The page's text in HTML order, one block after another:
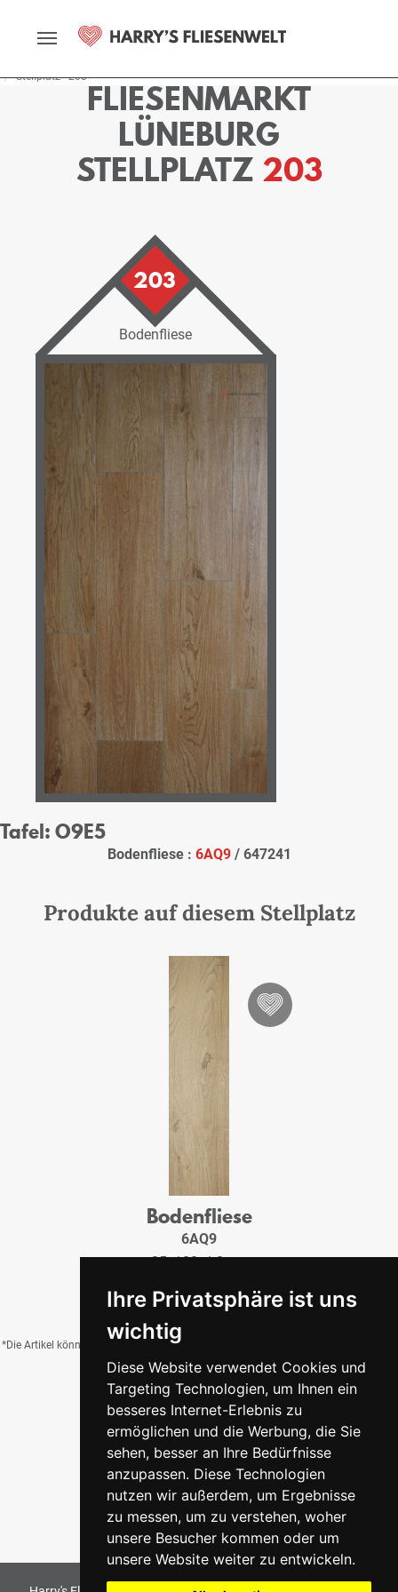
Ihre Privatsphäre ist uns
wichtig
Diese Website verwendet Cookies und
Targeting Technologien, um Ihnen ein
besseres Internet-Erlebnis zu
ermöglichen und die Werbung, die Sie
sehen, besser an Ihre Bedürfnisse
anzupassen. Diese Technologien
nutzen wir außerdem, um Ergebnisse
zu messen, um zu verstehen, woher
unsere Besucher kommen oder um
unsere Website weiter zu entwickeln.
Stellplatz - 203FLIESENMARKT
LÜNEBURG
STELLPLATZ 203
203
Bodenfliese
Tafel: O9E5
Bodenfliese : 6AQ9/ 647241
Produkte auf diesem Stellplatz
Bodenfliese
6AQ9
25x100x1,2 cm
*Die Artikel können durch Belichtung, Charge, Brand, Formate und weitere Einflüsse
von der Abbildung abweichen.